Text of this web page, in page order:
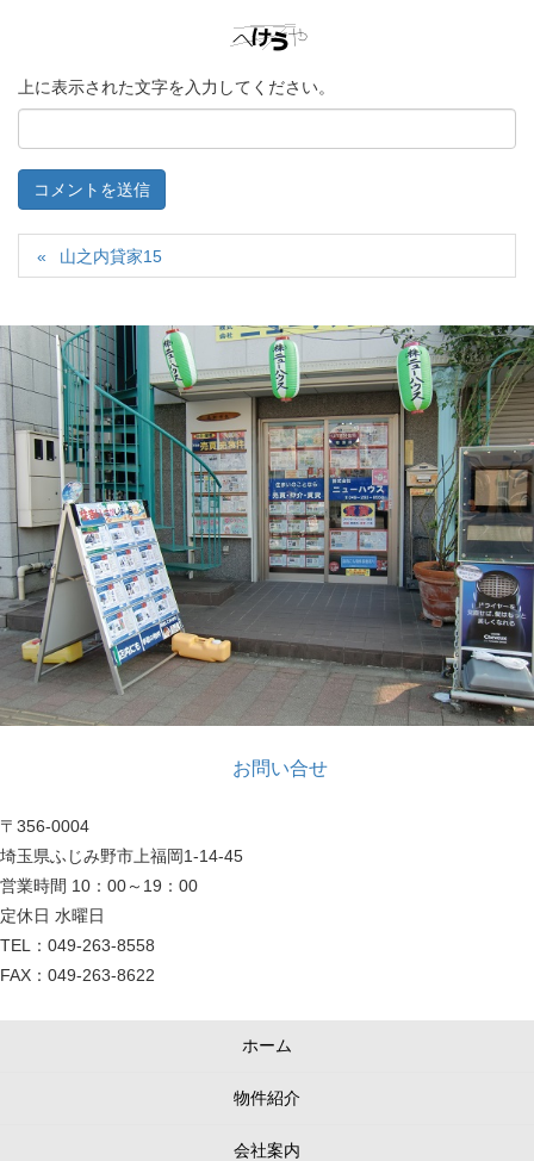
上に表示された文字を入力してください。
山之内貸家15
お問い合せ
〒356-0004
埼玉県ふじみ野市上福岡1-14-45
営業時間 10：00～19：00
定休日 水曜日
TEL：049-263-8558
FAX：049-263-8622
ホーム
物件紹介
会社案内